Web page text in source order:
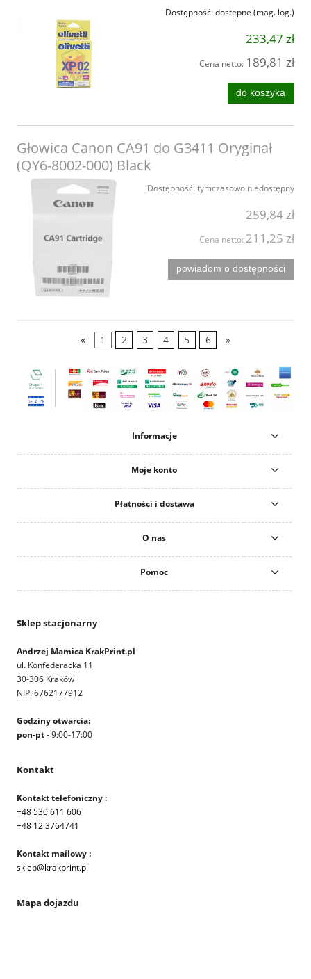
Dostępność:dostępne (mag. log.)
233,47 zł
Cena netto: 189,81 zł
do koszyka
Głowica Canon CA91 do G3411 Oryginał
(QY6-8002-000) Black
Dostępność:tymczasowo niedostępny
259,84 zł
Cena netto: 211,25 zł
powiadom o dostępności
« 1 2 3 4 5 6 »
Informacje
Moje konto
Płatności i dostawa
O nas
Pomoc
Sklep stacjonarny
Andrzej Mamica KrakPrint.pl
ul. Konfederacka 11
30-306 Kraków
NIP: 6762177912
Godziny otwarcia:
pon-pt- 9:00-17:00
Kontakt
Kontakt telefoniczny :
+48 530 611 606
+48 12 3764741
Kontakt mailowy :
sklep@krakprint.pl
Mapa dojazdu